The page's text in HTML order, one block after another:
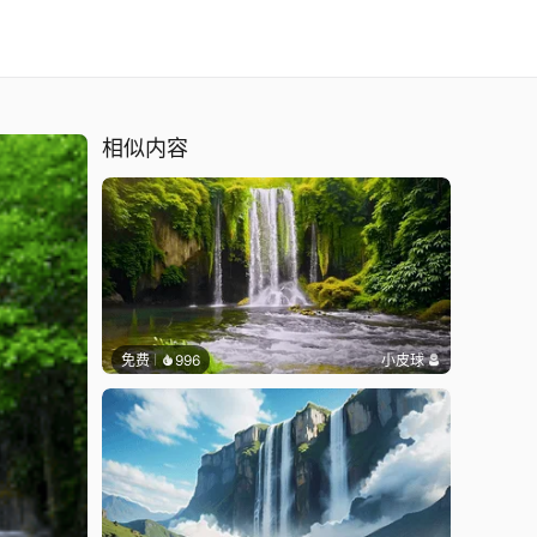
相似内容
免费 996 小皮球